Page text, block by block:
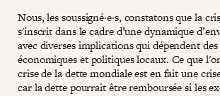
Nous, les soussigné·e·s, constatons que la
s'inscrit dans le cadre d’une dynamique
avec diverses implications qui dépendent
économiques et politiques locaux. Ce que
crise de la dette mondiale est en fait une
car la dette pourrait être remboursée si les